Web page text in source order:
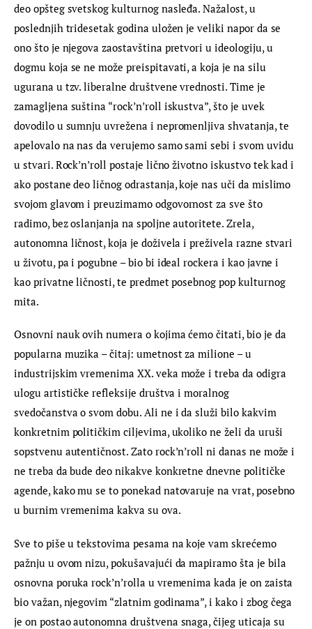
deo opšteg svetskog kulturnog nasleđa. Nažalost, u
poslednjih tridesetak godina uložen je veliki napor da se
ono što je njegova zaostavština pretvori u ideologiju, u
dogmu koja se ne može preispitavati, a koja je na silu
ugurana u tzv. liberalne društvene vrednosti. Time je
zamagljena suština “rock’n’roll iskustva”, što je uvek
dovodilo u sumnju uvrežena i nepromenljiva shvatanja, te
apelovalo na nas da verujemo samo sami sebi i svom uvidu
u stvari. Rock’n’roll postaje lično životno iskustvo tek kad i
ako postane deo ličnog odrastanja, koje nas uči da mislimo
svojom glavom i preuzimamo odgovornost za sve što
radimo, bez oslanjanja na spoljne autoritete. Zrela,
autonomna ličnost, koja je doživela i preživela razne stvari
u životu, pa i pogubne – bio bi ideal rockera i kao javne i
kao privatne ličnosti, te predmet posebnog pop kulturnog
mita.
Osnovni nauk ovih numera o kojima ćemo čitati, bio je da
popularna muzika – čitaj: umetnost za milione – u
industrijskim vremenima XX. veka može i treba da odigra
ulogu artističke refleksije društva i moralnog
svedočanstva o svom dobu. Ali ne i da služi bilo kakvim
konkretnim političkim ciljevima, ukoliko ne želi da uruši
sopstvenu autentičnost. Zato rock’n’roll ni danas ne može i
ne treba da bude deo nikakve konkretne dnevne političke
agende, kako mu se to ponekad natovaruje na vrat, posebno
u burnim vremenima kakva su ova.
Sve to piše u tekstovima pesama na koje vam skrećemo
pažnju u ovom nizu, pokušavajući da mapiramo šta je bila
osnovna poruka rock’n’rolla u vremenima kada je on zaista
bio važan, njegovim “zlatnim godinama”, i kako i zbog čega
je on postao autonomna društvena snaga, čijeg uticaja su